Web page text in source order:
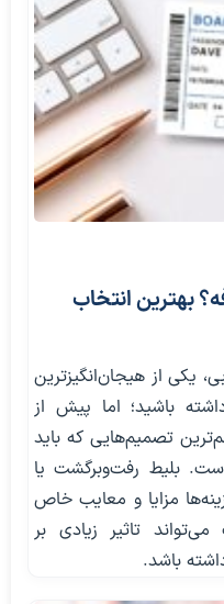
بهترین انتخاب
یکی از هیجان‌انگیزترین
باشید؛ اما پیش از
تصمیم‌هایی که باید
است. بلیط رفت‌وبرگشت یا
مزایا و معایب خاص
تاثیر زیادی بر
باشد.